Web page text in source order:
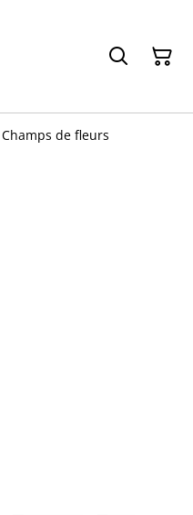
Champs de fleurs